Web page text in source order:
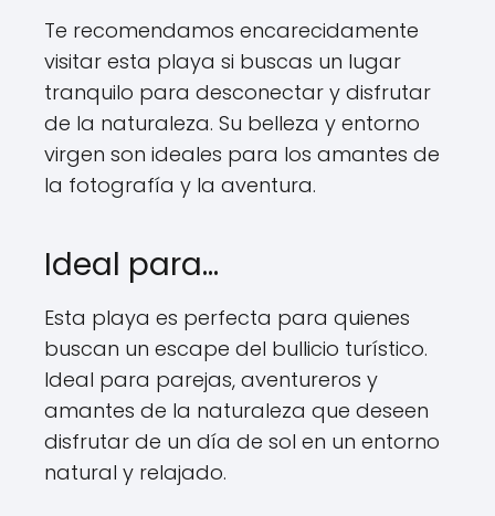
Te recomendamos encarecidamente
visitar esta playa si buscas un lugar
tranquilo para desconectar y disfrutar
de la naturaleza. Su belleza y entorno
virgen son ideales para los amantes de
la fotografía y la aventura.
Ideal para…
Esta playa es perfecta para quienes
buscan un escape del bullicio turístico.
Ideal para parejas, aventureros y
amantes de la naturaleza que deseen
disfrutar de un día de sol en un entorno
natural y relajado.